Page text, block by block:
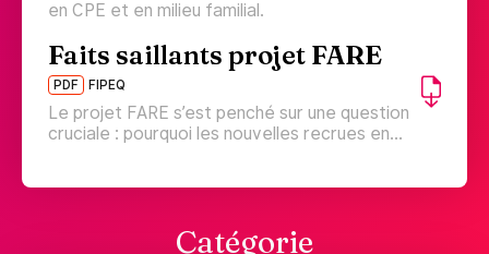
en CPE et en milieu familial.
Faits saillants projet FARE
PDF FIPEQ
Le projet FARE s’est penché sur une question
cruciale : pourquoi les nouvelles recrues en…
Catégorie